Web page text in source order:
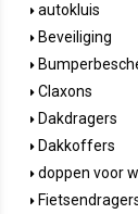
autokluis
Beveiliging
Claxons
Dakdragers
Dakkoffers
doppen voor